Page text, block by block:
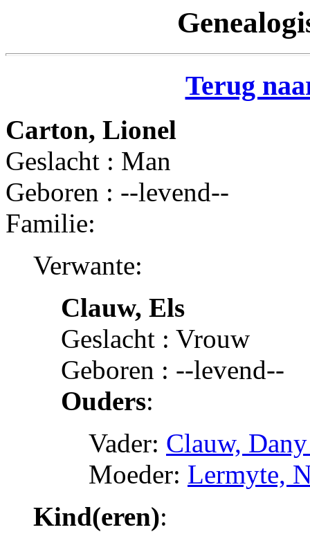
Terug
Carton, Lionel
Geslacht : Man
Geboren : --levend--
Familie:
Verwante:
Clauw, Els
Geslacht : Vrouw
Geboren : --levend--
Ouders:
Vader: Clauw,
Moeder: Lermyte,
Kind(eren):